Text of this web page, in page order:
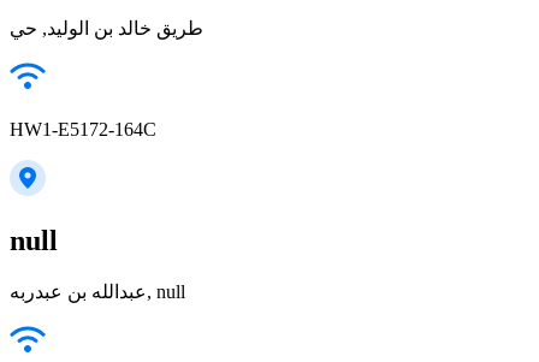
طريق خالد بن الوليد, حي
HW1-E5172-164C
null
عبدالله بن عبدربه, null